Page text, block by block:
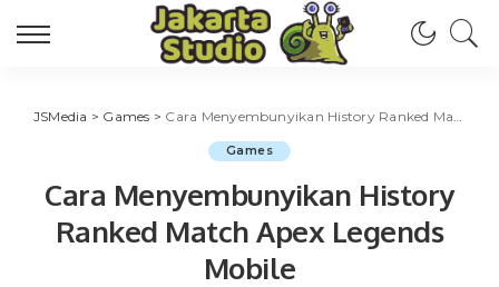
JSMedia > Games > Cara Menyembunyikan History Ranked Match Apex Legends Mobile
Games
Cara Menyembunyikan History
Ranked Match Apex Legends
Mobile